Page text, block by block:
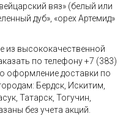
вяз» (белый или
дуб», «орех Артемид»
высококачественной
по телефону +7 (383)
оформление доставки по
Бердск, Искитим,
Татарск, Тогучин,
без учета акций.